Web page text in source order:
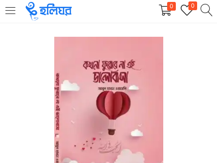
0 0
LOGIN REGISTER
Enter your username and password to login.
Remember me
Login